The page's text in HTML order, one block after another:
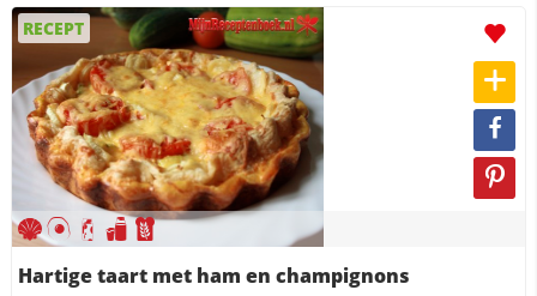
RECEPT
Hartige taart met ham en champignons